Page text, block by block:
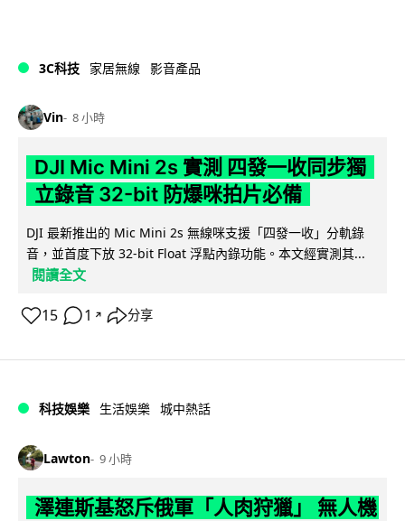
3C科技 家居無線 影音產品
Vin 8 小時
DJI Mic Mini 2s 實測 四發一收同步獨
立錄音 32-bit 防爆咪拍片必備
DJI 最新推出的 Mic Mini 2s 無線咪支援「四發一收」分軌錄
音，並首度下放 32-bit Float 浮點內錄功能。本文經實測其...
閱讀全文
15 1 ↗ 分享
科技娛樂 生活娛樂 城中熱話
Lawton 9 小時
澤連斯基怒斥俄軍「人肉狩獵」 無人機